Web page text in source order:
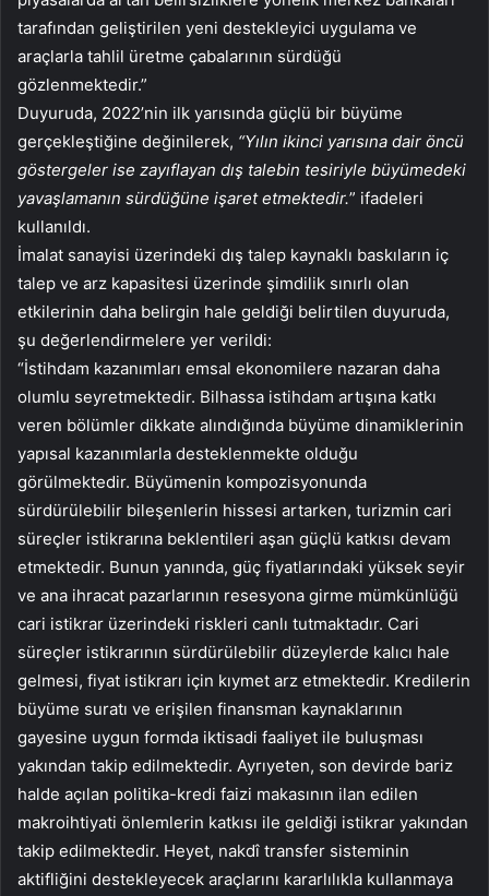
tarafından geliştirilen yeni destekleyici uygulama ve
araçlarla tahlil üretme çabalarının sürdüğü
gözlenmektedir.”
Duyuruda, 2022’nin ilk yarısında güçlü bir büyüme
gerçekleştiğine değinilerek, “Yılın ikinci yarısına dair öncü
göstergeler ise zayıflayan dış talebin tesiriyle büyümedeki
yavaşlamanın sürdüğüne işaret etmektedir.” ifadeleri
kullanıldı.
İmalat sanayisi üzerindeki dış talep kaynaklı baskıların iç
talep ve arz kapasitesi üzerinde şimdilik sınırlı olan
etkilerinin daha belirgin hale geldiği belirtilen duyuruda,
şu değerlendirmelere yer verildi:
“İstihdam kazanımları emsal ekonomilere nazaran daha
olumlu seyretmektedir. Bilhassa istihdam artışına katkı
veren bölümler dikkate alındığında büyüme dinamiklerinin
yapısal kazanımlarla desteklenmekte olduğu
görülmektedir. Büyümenin kompozisyonunda
sürdürülebilir bileşenlerin hissesi artarken, turizmin cari
süreçler istikrarına beklentileri aşan güçlü katkısı devam
etmektedir. Bunun yanında, güç fiyatlarındaki yüksek seyir
ve ana ihracat pazarlarının resesyona girme mümkünlüğü
cari istikrar üzerindeki riskleri canlı tutmaktadır. Cari
süreçler istikrarının sürdürülebilir düzeylerde kalıcı hale
gelmesi, fiyat istikrarı için kıymet arz etmektedir. Kredilerin
büyüme suratı ve erişilen finansman kaynaklarının
gayesine uygun formda iktisadi faaliyet ile buluşması
yakından takip edilmektedir. Ayrıyeten, son devirde bariz
halde açılan politika-kredi faizi makasının ilan edilen
makroihtiyati önlemlerin katkısı ile geldiği istikrar yakından
takip edilmektedir. Heyet, nakdî transfer sisteminin
aktifliğini destekleyecek araçlarını kararlılıkla kullanmaya